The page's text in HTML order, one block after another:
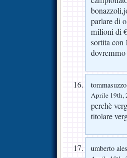
parlare di
milioni di
sortita
tommasuzzo
Aprile 19th,
perchè
titolare
umberto